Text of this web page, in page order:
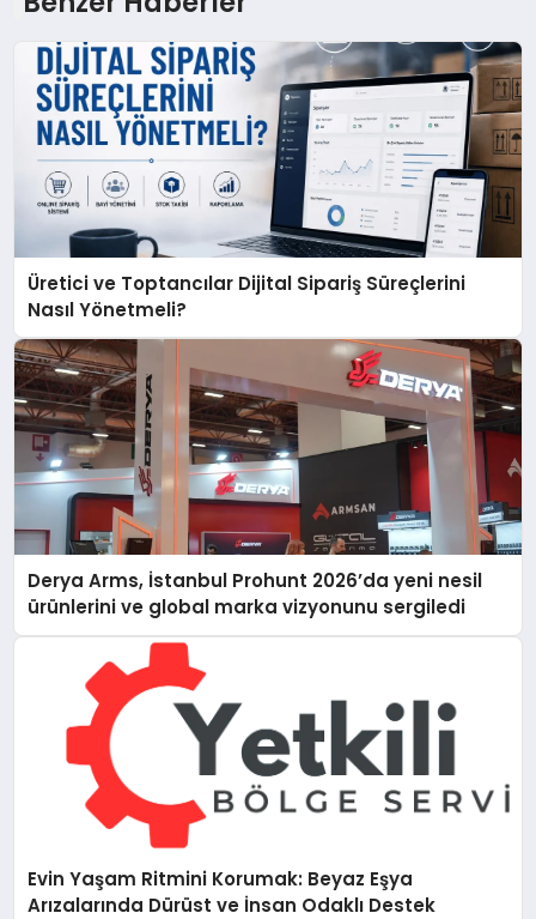
Üretici ve Toptancılar Dijital Sipariş Süreçlerini
Nasıl Yönetmeli?
Derya Arms, İstanbul Prohunt 2026’da yeni nesil
ürünlerini ve global marka vizyonunu sergiledi
Evin Yaşam Ritmini Korumak: Beyaz Eşya
Arızalarında Dürüst ve İnsan Odaklı Destek